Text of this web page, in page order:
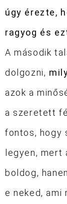
úgy érezte,
ragyog és
A második
dolgozni,
azok a
a szeretett
fontos, hogy
legyen, mert
boldog,
e neked, ami